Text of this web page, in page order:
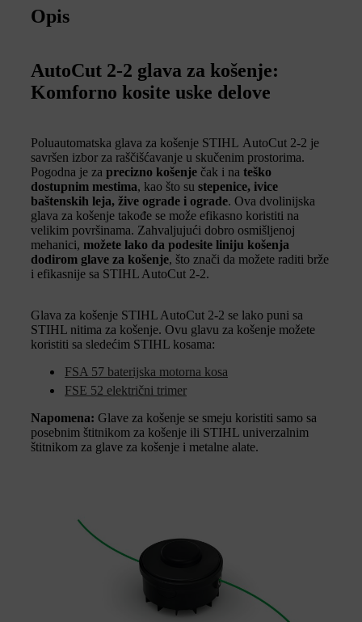
Opis
AutoCut 2-2 glava za košenje:
Komforno kosite uske delove
Poluautomatska glava za košenje STIHL AutoCut 2-2 je
savršen izbor za raščišćavanje u skučenim prostorima.
Pogodna je za precizno košenje čak i na teško
dostupnim mestima, kao što su stepenice, ivice
baštenskih leja, žive ograde i ograde. Ova dvolinijska
glava za košenje takođe se može efikasno koristiti na
velikim površinama. Zahvaljujući dobro osmišljenoj
mehanici, možete lako da podesite liniju košenja
dodirom glave za košenje, što znači da možete raditi brže
i efikasnije sa STIHL AutoCut 2-2.
Glava za košenje STIHL AutoCut 2-2 se lako puni sa
STIHL nitima za košenje. Ovu glavu za košenje možete
koristiti sa sledećim STIHL kosama:
FSA 57 baterijska motorna kosa
FSE 52 električni trimer
Napomena: Glave za košenje se smeju koristiti samo sa
posebnim štitnikom za košenje ili STIHL univerzalnim
štitnikom za glave za košenje i metalne alate.